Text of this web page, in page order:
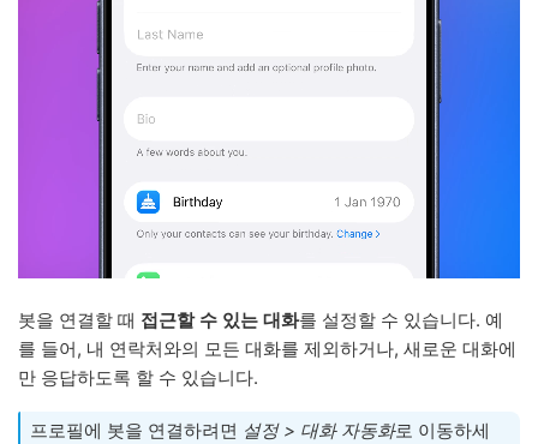
봇을 연결할 때 접근할 수 있는 대화를 설정할 수 있습니다. 예
를 들어, 내 연락처와의 모든 대화를 제외하거나, 새로운 대화에
만 응답하도록 할 수 있습니다.
프로필에 봇을 연결하려면 설정 > 대화 자동화로 이동하세